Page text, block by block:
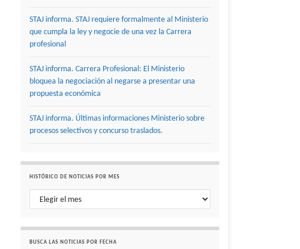
STAJ informa. STAJ requiere formalmente al Ministerio
que cumpla la ley y negocie de una vez la Carrera
profesional
STAJ informa. Carrera Profesional: El Ministerio
bloquea la negociación al negarse a presentar una
propuesta económica
STAJ informa. Últimas informaciones Ministerio sobre
procesos selectivos y concurso traslados.
HISTÓRICO DE NOTICIAS POR MES
Histórico de noticias por mes
BUSCA LAS NOTICIAS POR FECHA